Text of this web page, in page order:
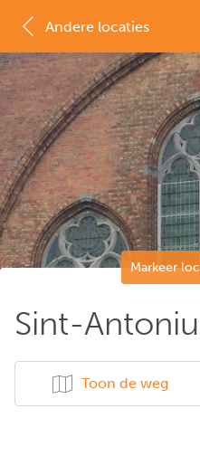
Markeer
Sint-
Toon de weg
Andere locaties
MAP